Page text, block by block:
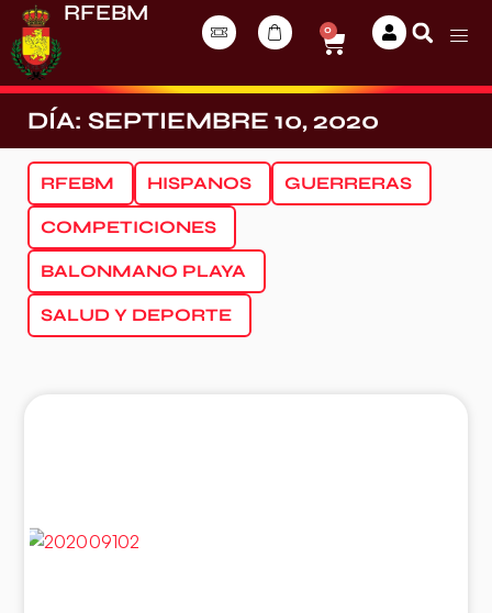
RFEBM
0
DÍA: SEPTIEMBRE 10, 2020
RFEBM HISPANOS GUERRERAS
COMPETICIONES
BALONMANO PLAYA
SALUD Y DEPORTE